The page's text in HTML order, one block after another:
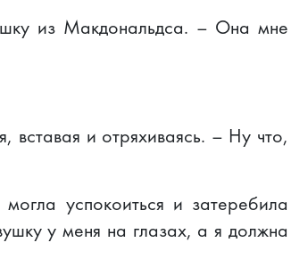
из Макдональдса. – Она мне
и отряхиваясь. – Ну что,
успокоиться и затеребила
у меня на глазах, а я должна